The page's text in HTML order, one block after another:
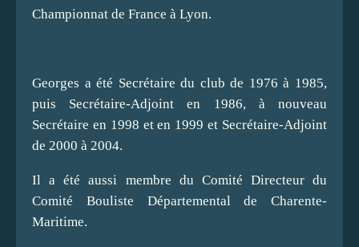
Championnat de France à Lyon.
Georges a été Secrétaire du club de 1976 à 1985,
puis Secrétaire-Adjoint en 1986, à nouveau
Secrétaire en 1998 et en 1999 et Secrétaire-Adjoint
de 2000 à 2004.
Il a été aussi membre du Comité Directeur du
Comité Bouliste Départemental de Charente-
Maritime.